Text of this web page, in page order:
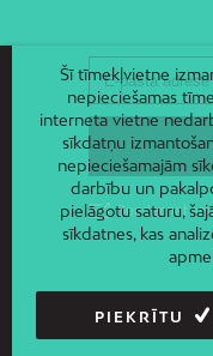
Šī tīmekļvietne
nepieciešamas
interneta vietne
sīkdatņu
nepieciešamajām
darbību un
pielāgotu saturu,
sīkdatnes, kas
PIEKRĪTU